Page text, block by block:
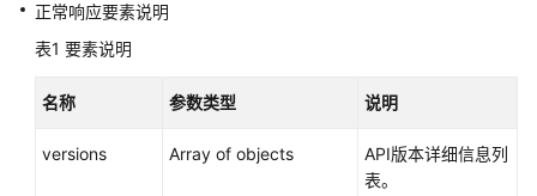
能
白
书
API
正常响应要素说明
表1 要素说明
名称 参数类型 说明
versions Array of objects
API版本详细信息列
表。